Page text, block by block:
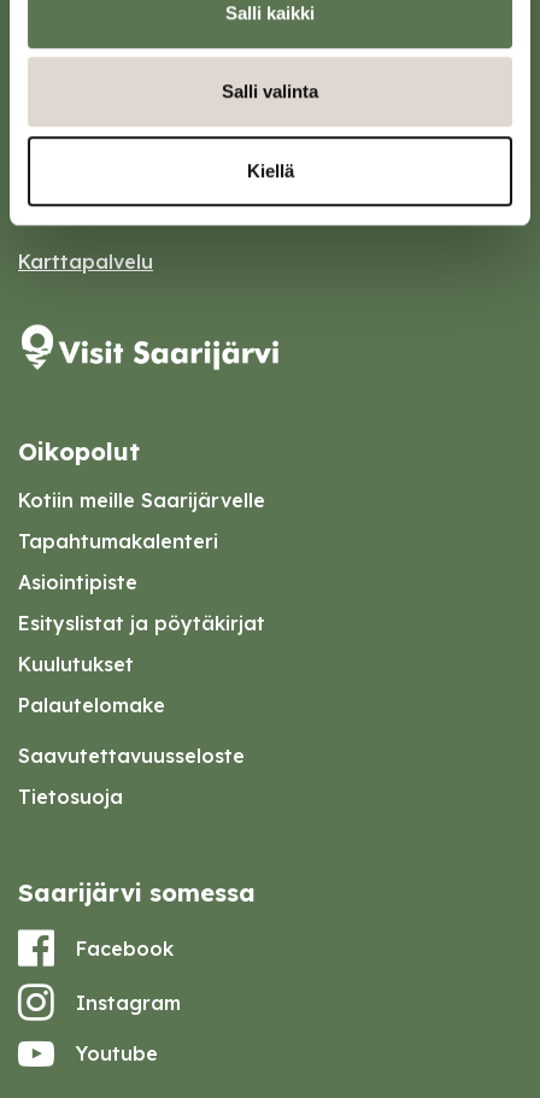
Salli kaikki
Salli valinta
Kiellä
Sivulantie 11, PL 13
kirjaamo@saarijarvi.fi
Karttapalvelu
Oikopolut
Kotiin meille Saarijärvelle
Tapahtumakalenteri
Asiointipiste
Esityslistat ja pöytäkirjat
Kuulutukset
Palautelomake
Saavutettavuusseloste
Tietosuoja
Saarijärvi somessa
Facebook
Instagram
Youtube